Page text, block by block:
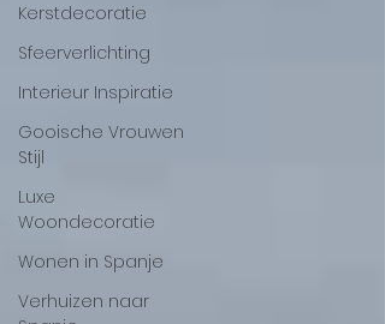
Kerstdecoratie
Sfeerverlichting
Interieur Inspiratie
Gooische Vrouwen
Stijl
Luxe
Woondecoratie
Wonen in Spanje
Verhuizen naar